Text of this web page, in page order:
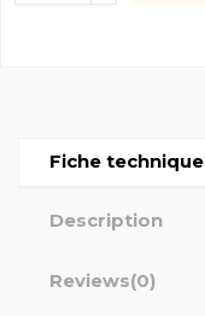
Fiche technique
Description
Reviews(0)